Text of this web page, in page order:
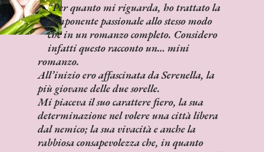
Per quanto mi riguarda, ho trattato la
componente passionale allo stesso modo
che in un romanzo completo. Considero
infatti questo racconto un… mini
romanzo.
All’inizio ero affascinata da Serenella, la
più giovane delle due sorelle.
Mi piaceva il suo carattere fiero, la sua
determinazione nel volere una città libera
dal nemico; la sua vivacità e anche la
rabbiosa consapevolezza che, in quanto